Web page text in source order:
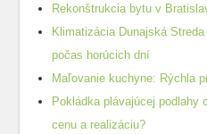
Rekonštrukcia bytu v
Klimatizácia Dunajská
počas horúcich dní
Maľovanie kuchyne: Rýchla
Pokládka plávajúcej podlahy
cenu a realizáciu?